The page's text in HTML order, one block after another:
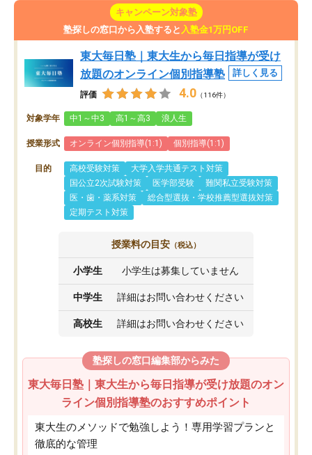
キャンペーン対象塾
塾探しの窓口から入塾すると 入塾金1万円OFF
東大毎日塾｜東大生から毎日指導が受け
放題のオンライン個別指導塾
詳しく見る
評価 4.0 （116件）
対象学年 中1～中3 高1～高3 浪人生
授業形式 オンライン個別指導(1:1) 個別指導(1:1)
目的 高校受験対策
大学入学共通テスト対策
国公立2次試験対策
医学部受験
難関私立受験対策
医・歯・薬系対策
総合型選抜・学校推薦型選抜対策
定期テスト対策
授業料の目安 （税込）
小学生 小学生は募集していません
中学生 詳細はお問い合わせください
高校生 詳細はお問い合わせください
塾探しの窓口編集部からみた
東大毎日塾｜東大生から毎日指導が受け放題のオン
ライン個別指導塾のおすすめポイント
東大生のメソッドで勉強しよう！専用学習プランと
徹底的な管理